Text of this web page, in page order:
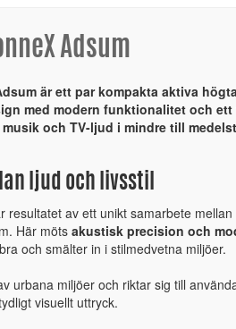
Adsum
är ett par kompakta aktiva
med modern funktionalitet och
och TV-ljud i mindre till
ljud och livsstil
resultatet av ett unikt samarbete mellan
Här möts akustisk precision och
och smälter in i stilmedvetna miljöer.
urbana miljöer och riktar sig till
visuellt uttryck.